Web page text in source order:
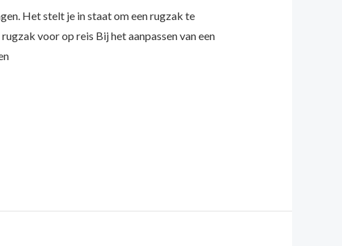
Het stelt je in staat om een rugzak te
voor op reis Bij het aanpassen van een